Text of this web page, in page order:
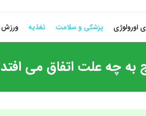
اورولوژی پزشکی و سلامت تغذیه ورزش
به چه علت اتفاق می